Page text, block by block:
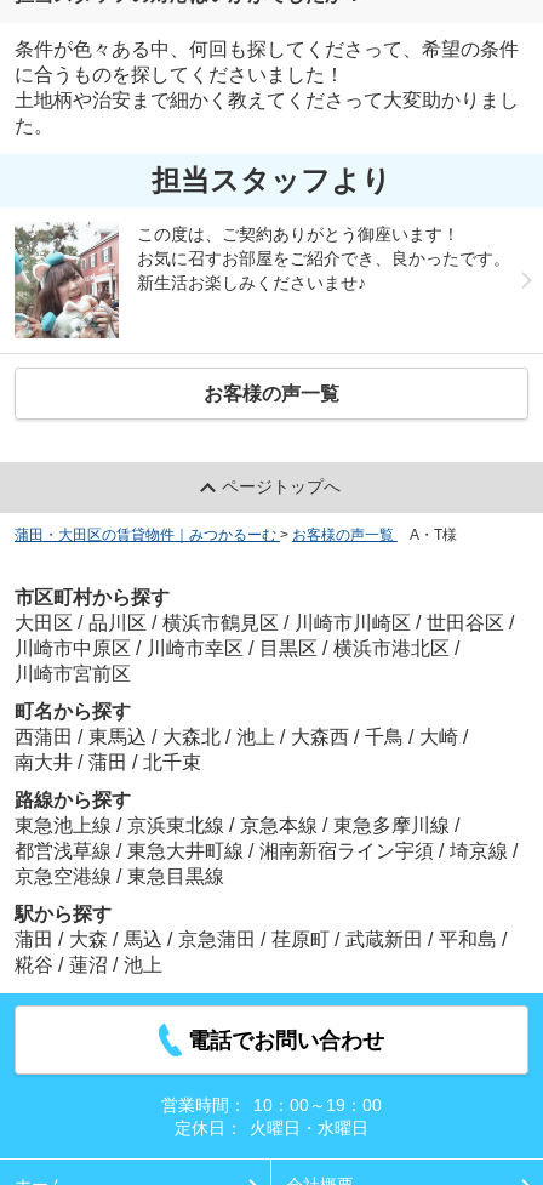
条件が色々ある中、何回も探してくださって、希望の条件
に合うものを探してくださいました！
土地柄や治安まで細かく教えてくださって大変助かりまし
た。
担当スタッフより
この度は、ご契約ありがとう御座います！
お気に召すお部屋をご紹介でき、良かったです。
新生活お楽しみくださいませ♪
お客様の声一覧
ページトップへ
蒲田・大田区の賃貸物件｜みつかるーむ > お客様の声一覧 A・T様
市区町村から探す
大田区 / 品川区 / 横浜市鶴見区 / 川崎市川崎区 / 世田谷区 /
川崎市中原区 / 川崎市幸区 / 目黒区 / 横浜市港北区 /
川崎市宮前区
町名から探す
西蒲田 / 東馬込 / 大森北 / 池上 / 大森西 / 千鳥 / 大崎 /
南大井 / 蒲田 / 北千束
路線から探す
東急池上線 / 京浜東北線 / 京急本線 / 東急多摩川線 /
都営浅草線 / 東急大井町線 / 湘南新宿ライン宇須 / 埼京線 /
京急空港線 / 東急目黒線
駅から探す
蒲田 / 大森 / 馬込 / 京急蒲田 / 荏原町 / 武蔵新田 / 平和島 /
糀谷 / 蓮沼 / 池上
電話でお問い合わせ
営業時間：
10：00～19：00
定休日：
火曜日・水曜日